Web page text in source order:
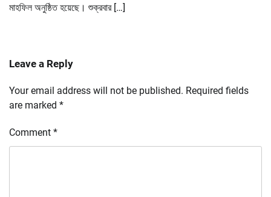
মাহফিল অনুষ্ঠিত হয়েছে। শুক্রবার […]
Leave a Reply
Your email address will not be published. Required fields
are marked *
Comment *